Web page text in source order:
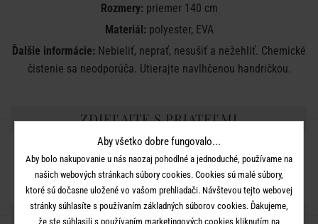
Rozmery:priemer 140 cm
Materiál:polyester, EVA
Ďalšie informácie: Nebieliť, neprať, nesušiť a nežehliť. Chemické
čistenie sa neodporúča. Utierajte navlhčenou handričkou.
ZDIEĽAJTE S PRIATEĽMI
ĎALŠIE PRODUKTY ZO SÉRIE
Aby všetko dobre fungovalo...
Aby bolo nakupovanie u nás naozaj pohodlné a jednoduché, používame na
našich webových stránkach súbory cookies. Cookies sú malé súbory,
ktoré sú dočasne uložené vo vašom prehliadači. Návštevou tejto webovej
stránky súhlasíte s používaním základných súborov cookies. Ďakujeme,
že ste súhlasili s používaním marketingových cookies kliknutím na